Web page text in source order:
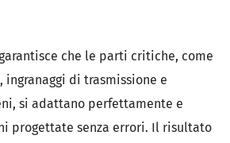
che le parti critiche, come
di trasmissione e
si adattano perfettamente e
progettate senza errori. Il risultato